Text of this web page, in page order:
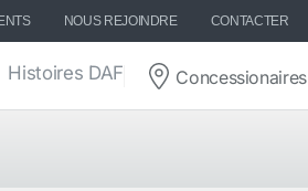
NOUS REJOINDRE CONTACTER
Histoires DAF Concessionaires